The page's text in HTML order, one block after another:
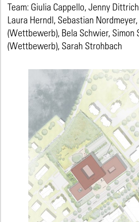
Team: Giulia Cappello, Jenny
Laura Herndl, Sebastian
(Wettbewerb), Bela Schwier, Simon
(Wettbewerb), Sarah Strohbach